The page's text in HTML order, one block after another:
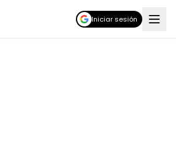
Iniciar sesión